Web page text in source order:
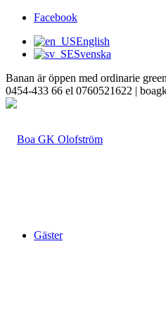
Facebook
English
Svenska
Banan är öppen med ordinarie
0454-433 66 el 0760521622 |
Gäster